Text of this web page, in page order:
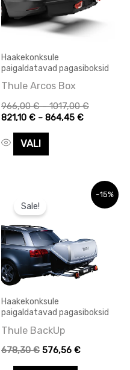
Haakekonksule
paigaldatavad pagasiboksid
Thule Arcos Box
966,00€ – 1017,00€
821,10 € – 864,45 €
VALI
varianti.
Valikuid
saab
teha
tootelehel.
-15%
Sale!
Haakekonksule
paigaldatavad pagasiboksid
Thule BackUp
678,30 €.
678,30€
on:
678,30 €.
576,56 €